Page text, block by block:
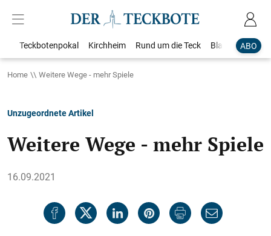
ABO
Teckbotenpokal Kirchheim Rund um die Teck Blaulicht
Home Weitere Wege - mehr Spiele
Unzugeordnete Artikel
Weitere Wege - mehr Spiele
16.09.2021